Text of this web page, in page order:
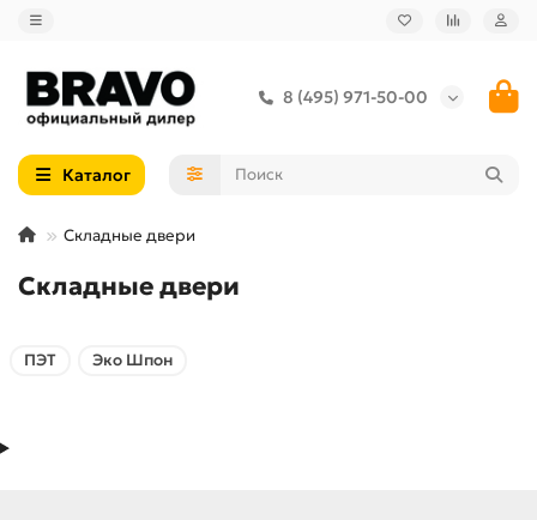
8 (495) 971-50-00
Каталог
Складные двери
Складные двери
ПЭТ Эко Шпон